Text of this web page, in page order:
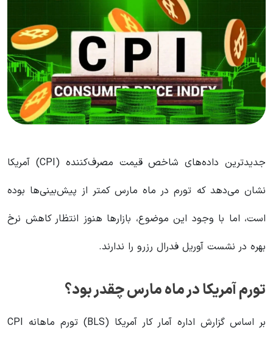
جدیدترین داده‌های شاخص قیمت مصرف‌کننده (CPI) آمریکا
نشان می‌دهد که تورم در ماه مارس کمتر از پیش‌بینی‌ها بوده
است، اما با وجود این موضوع، بازارها هنوز انتظار کاهش نرخ
بهره در نشست آوریل فدرال رزرو را ندارند.
تورم آمریکا در ماه مارس چقدر بود؟
بر اساس گزارش اداره آمار کار آمریکا (BLS) تورم ماهانه CPI